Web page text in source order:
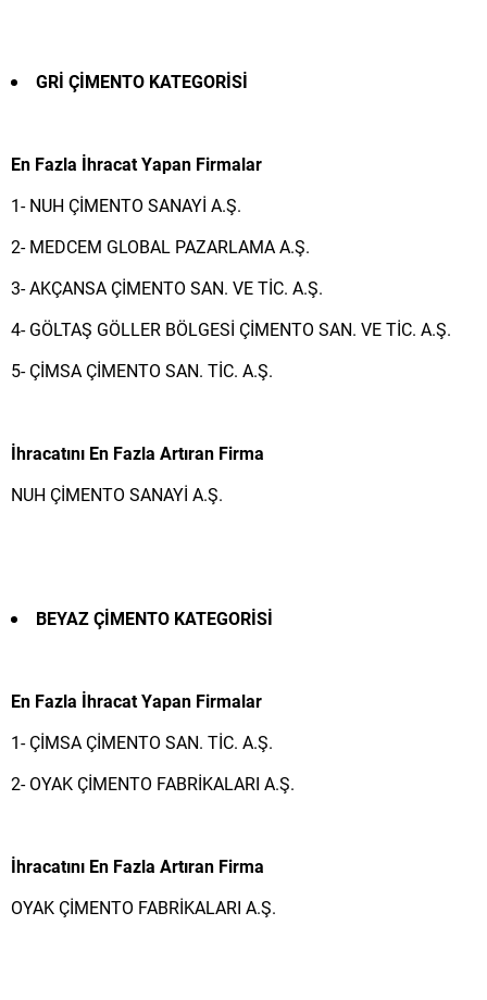
GRİ ÇİMENTO KATEGORİSİ
En Fazla İhracat Yapan Firmalar
1- NUH ÇİMENTO SANAYİ A.Ş.
2- MEDCEM GLOBAL PAZARLAMA A.Ş.
3- AKÇANSA ÇİMENTO SAN. VE TİC. A.Ş.
4- GÖLTAŞ GÖLLER BÖLGESİ ÇİMENTO SAN. VE TİC. A.Ş.
5- ÇİMSA ÇİMENTO SAN. TİC. A.Ş.
İhracatını En Fazla Artıran Firma
NUH ÇİMENTO SANAYİ A.Ş.
BEYAZ ÇİMENTO KATEGORİSİ
En Fazla İhracat Yapan Firmalar
1- ÇİMSA ÇİMENTO SAN. TİC. A.Ş.
2- OYAK ÇİMENTO FABRİKALARI A.Ş.
İhracatını En Fazla Artıran Firma
OYAK ÇİMENTO FABRİKALARI A.Ş.